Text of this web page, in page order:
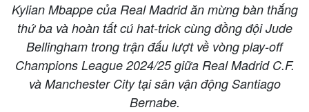
Kylian Mbappe của Real Madrid ăn mừng bàn thắng
thứ ba và hoàn tất cú hat-trick cùng đồng đội Jude
Bellingham trong trận đấu lượt về vòng play-off
Champions League 2024/25 giữa Real Madrid C.F.
và Manchester City tại sân vận động Santiago
Bernabe.